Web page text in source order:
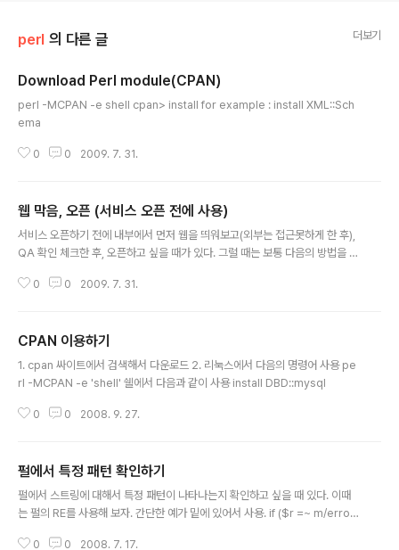
perl 의 다른 글 더보기
Download Perl module(CPAN)
perl -MCPAN -e shell cpan> install for example : install XML::Sch
ema
0 0 2009. 7. 31.
웹 막음, 오픈 (서비스 오픈 전에 사용)
서비스 오픈하기 전에 내부에서 먼저 웹을 띄워보고(외부는 접근못하게 한 후),
QA 확인 체크한 후, 오픈하고 싶을 때가 있다. 그럴 때는 보통 다음의 방법을 사
간에 진짜 웹 서비스를 배포한다. 3. 도메인 신청이 되어 있지만, 아직 보여주고
립트만 실행하면 되기 까닭에 편한 부분이 존재한다. (웹 오픈 80 및 8080 포
트 막기) 스크립트 closeweb.pl #!/usr/bin/perl # 이 스크립트는 리얼 프로
젝트가 오픈하기 전에 방화벽을 열어 # 특정 서버에 ..
0 0 2009. 7. 31.
CPAN 이용하기
1. cpan 싸이트에서 검색해서 다운로드 2. 리눅스에서 다음의 명령어 사용 pe
rl -MCPAN -e 'shell' 쉘에서 다음과 같이 사용 install DBD::mysql
0 0 2008. 9. 27.
펄에서 특정 패턴 확인하기
펄에서 스트링에 대해서 특정 패턴이 나타나는지 확인하고 싶을 때 있다. 이때
는 펄의 RE를 사용해 보자. 간단한 예가 밑에 있어서 사용. if ($r =~ m/error
0 0 2008. 7. 17.